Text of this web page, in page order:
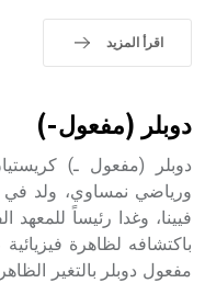
اقرأ المزيد
دوبلر (مفعول-)
باكتشافه لظاهرة
مفعول دوبلر بالتغير